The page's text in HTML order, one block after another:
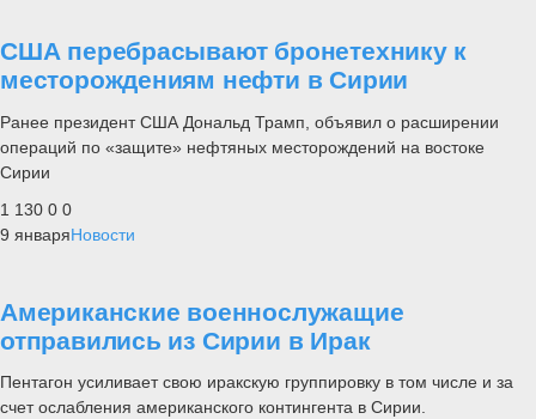
США перебрасывают бронетехнику к
месторождениям нефти в Сирии
Ранее президент США Дональд Трамп, объявил о расширении
операций по «защите» нефтяных месторождений на востоке
Сирии
1 130 0 0
9 январяНовости
Американские военнослужащие
отправились из Сирии в Ирак
Пентагон усиливает свою иракскую группировку в том числе и за
счет ослабления американского контингента в Сирии.